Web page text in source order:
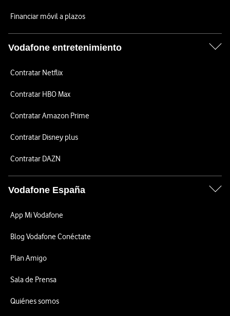
Financiar móvil a plazos
Vodafone entretenimiento
Contratar Netflix
Contratar HBO Max
Contratar Amazon Prime
Contratar Disney plus
Contratar DAZN
Vodafone España
App Mi Vodafone
Blog Vodafone Conéctate
Plan Amigo
Sala de Prensa
Quiénes somos